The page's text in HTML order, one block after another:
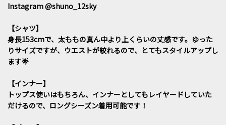
Instagram @shuno_12sky
【シャツ】
身長153cmで、太ももの真ん中より上くらいの丈感です。ゆった
りサイズですが、ウエストが絞れるので、とてもスタイルアップし
ます🌟
【インナー】
トップス使いはもちろん、インナーとしてもレイヤードしていた
だけるので、ロングシーズン着用可能です！